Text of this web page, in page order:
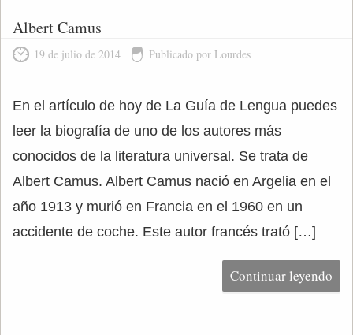
Albert Camus
19 de julio de 2014 Publicado por Lourdes
En el artículo de hoy de La Guía de Lengua puedes
leer la biografía de uno de los autores más
conocidos de la literatura universal. Se trata de
Albert Camus. Albert Camus nació en Argelia en el
año 1913 y murió en Francia en el 1960 en un
accidente de coche. Este autor francés trató […]
Continuar leyendo